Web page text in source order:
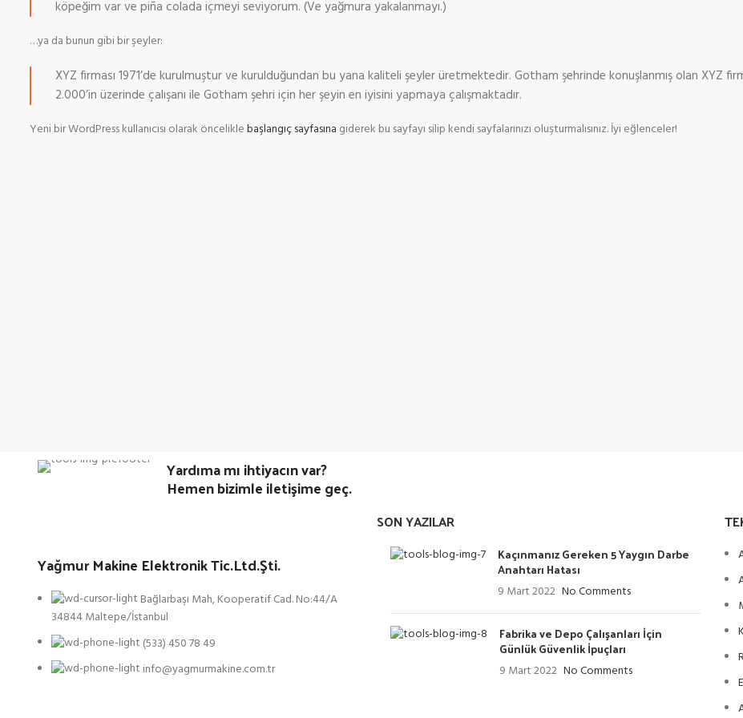
köpeğim var ve piña colada içmeyi seviyorum. (Ve yağmura yakalanmayı.)
…ya da bunun gibi bir şeyler:
XYZ firması 1971’de kurulmuştur ve kurulduğundan bu yana kaliteli şeyler üretmektedir. Gotham şehrinde konuşlanmış olan XYZ
2.000’in üzerinde çalışanı ile Gotham şehri için her şeyin en iyisini yapmaya çalışmaktadır.
Yeni bir WordPress kullanıcısı olarak önceliklebaşlangıç sayfasına giderek bu sayfayı silip kendi sayfalarınızı oluşturmalısınız. İyi eğlenceler!
Yardıma mı ihtiyacın var?
Hemen bizimle iletişime geç.
Yağmur Makine Elektronik Tic.Ltd.Şti.
Bağlarbaşı Mah, Kooperatif Cad. No:44/A
34844 Maltepe/İstanbul
(533) 450 78 49
info@yagmurmakine.com.tr
SON YAZILAR
Kaçınmanız Gereken 5 Yaygın Darbe
Anahtarı Hatası
9 Mart 2022 No Comments
Fabrika ve Depo Çalışanları İçin
Günlük Güvenlik İpuçları
9 Mart 2022 No Comments